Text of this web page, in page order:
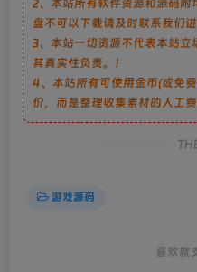
2、本站所有软件资源和源码
盘不可以下载请及时联系我们进
3、本站一切资源不代表本站
其真实性负责。！
4、本站所有可使用金币(或免
价，而是整理收集素材的人工费
游戏源码
喜欢就